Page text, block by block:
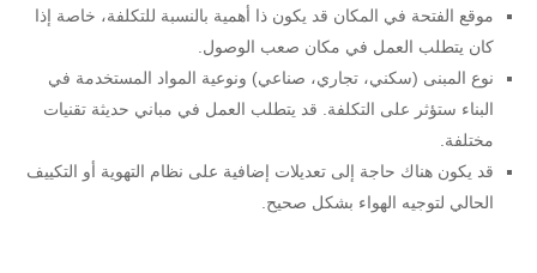
موقع الفتحة في المكان قد يكون ذا أهمية بالنسبة للتكلفة، خاصة إذا
كان يتطلب العمل في مكان صعب الوصول.
نوع المبنى (سكني، تجاري، صناعي) ونوعية المواد المستخدمة في
البناء ستؤثر على التكلفة. قد يتطلب العمل في مباني حديثة تقنيات
مختلفة.
قد يكون هناك حاجة إلى تعديلات إضافية على نظام التهوية أو التكييف
الحالي لتوجيه الهواء بشكل صحيح.